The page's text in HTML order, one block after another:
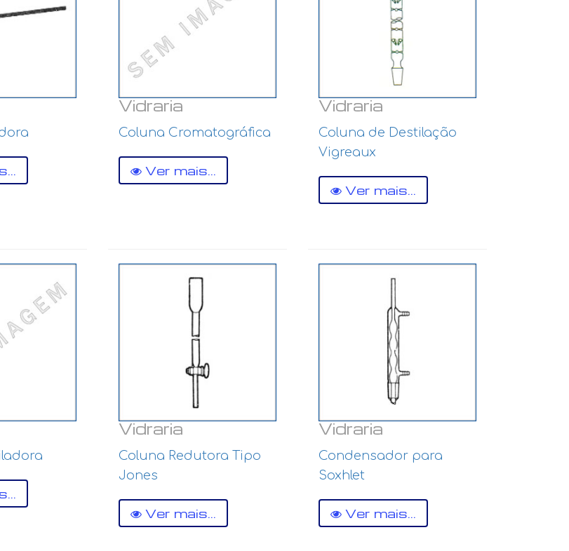
Vidraria
Coluna Cromatográfica
Ver mais...
Vidraria
Coluna de Destilação
Vigreaux
Ver mais...
Vidraria
Coluna Redutora Tipo
Jones
Ver mais...
Vidraria
Condensador para
Soxhlet
Ver mais...